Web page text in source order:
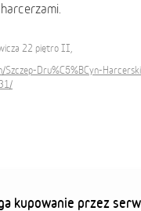
22 piętro II,
Szczep-Dru%C5%BCyn-
kupowanie przez